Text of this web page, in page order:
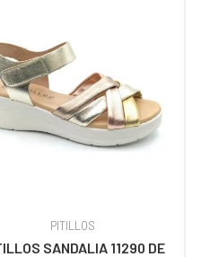
PITILLOS
SANDALIA 11290 DE